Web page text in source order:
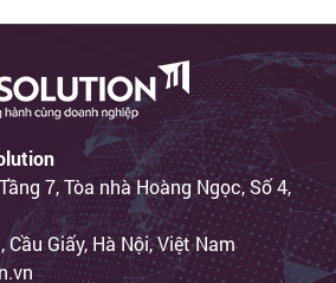
7, Tòa nhà Hoàng Ngọc, Số 4,
Cầu Giấy, Hà Nội, Việt Nam